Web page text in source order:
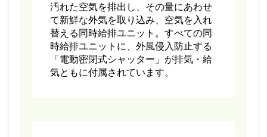
汚れた空気を排出し、その量にあわせ
て新鮮な外気を取り込み、空気を入れ
替える同時給排ユニット。すべての同
時給排ユニットに、外風侵入防止する
「電動密閉式シャッター」が排気・給
気ともに付属されています。